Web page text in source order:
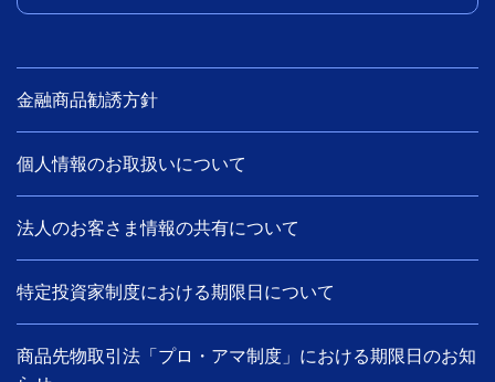
金融商品勧誘方針
個人情報のお取扱いについて
法人のお客さま情報の共有について
特定投資家制度における期限日について
商品先物取引法「プロ・アマ制度」における期限日のお知